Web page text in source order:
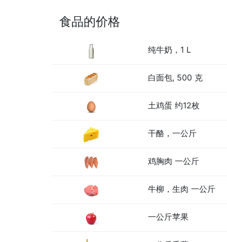
食品的价格
纯牛奶，1 L
白面包, 500 克
土鸡蛋 约12枚
干酪，一公斤
鸡胸肉 一公斤
牛柳，生肉 一公斤
一公斤苹果